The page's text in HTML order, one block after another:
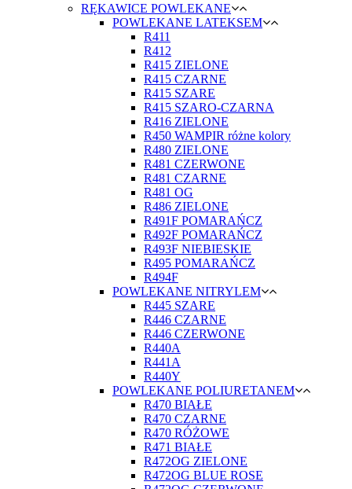
RĘKAWICE POWLEKANE
POWLEKANE LATEKSEM
R411
R412
R415 ZIELONE
R415 CZARNE
R415 SZARE
R415 SZARO-CZARNA
R416 ZIELONE
R450 WAMPIR różne kolory
R480 ZIELONE
R481 CZERWONE
R481 CZARNE
R481 OG
R486 ZIELONE
R491F POMARAŃCZ
R492F POMARAŃCZ
R493F NIEBIESKIE
R495 POMARAŃCZ
R494F
POWLEKANE NITRYLEM
R445 SZARE
R446 CZARNE
R446 CZERWONE
R440A
R441A
R440Y
POWLEKANE POLIURETANEM
R470 BIAŁE
R470 CZARNE
R470 RÓŻOWE
R471 BIAŁE
R472OG ZIELONE
R472OG BLUE ROSE